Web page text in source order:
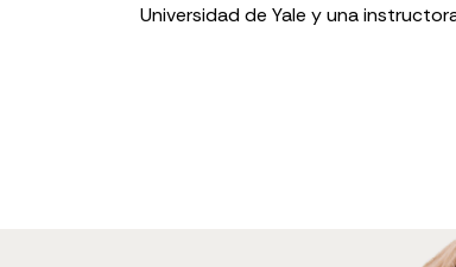
Universidad de Yale y una